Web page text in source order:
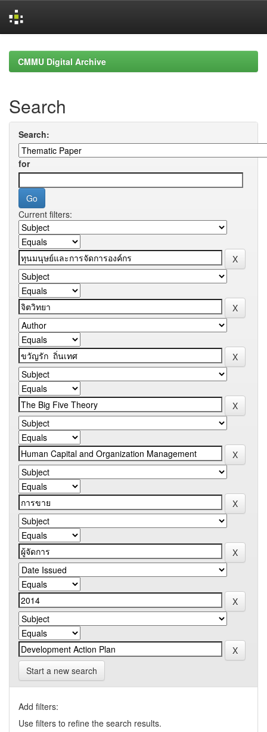
navigationCMMU Digital Archive
Search
Search:
for
Current filters:
Start a new search
Add filters:
Use filters to refine the search results.